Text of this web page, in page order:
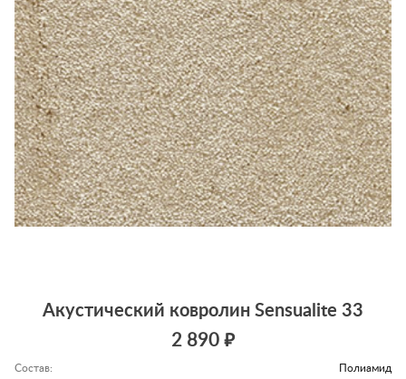
Акустический ковролин Sensualite 33
2 890 ₽
Состав:
Полиамид